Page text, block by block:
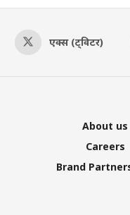
एक्स (ट्विटर)
About us
Careers
Brand